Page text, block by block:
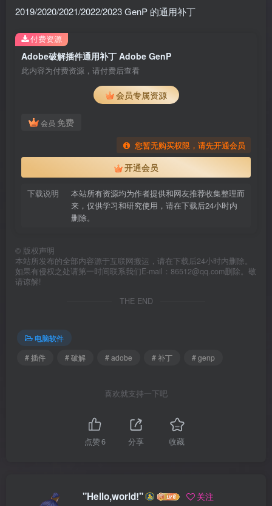
2019/2020/2021/2022/2023 GenP 的通用补丁
Adobe破解插件通用补丁 Adobe GenP
此内容为付费资源，请付费后查看
会员专属资源
会员 免费
您暂无购买权限，请先开通会员
开通会员
下载说明
本站所有资源均为作者提供和网友推荐收集整理而
来，仅供学习和研究使用，请在下载后24小时内
删除。
付费资源
© 版权声明
本站所发布的全部内容源于互联网搬运，请在下载后24小时内删除。
如果有侵权之处请第一时间联系我们E-mail：86512@qq.com删除。敬
请谅解!
THE END
电脑软件
# 插件
# 破解 # adobe # 补丁 # genp
喜欢就支持一下吧
点赞6 分享 收藏
"Hello,world!" 关注